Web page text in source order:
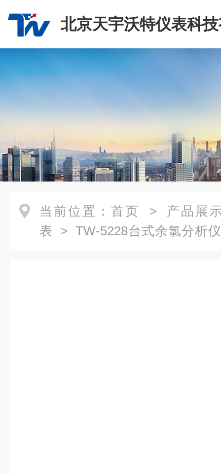
北京天宇沃特仪表科
司
当前位置： 首页 > 产品展
表 > TW-5228台式余氯分析仪